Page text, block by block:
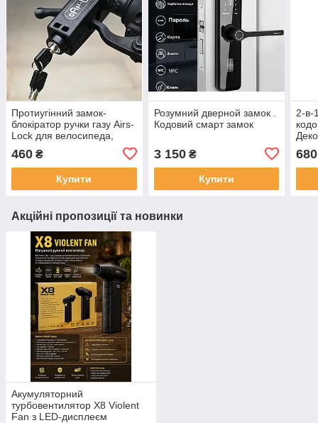
Протиугінний замок-
блокіратор ручки газу Airs-
Lock для велосипеда,
мотоцикла, з ключами
460 ₴
Купити
Розумний дверной замок .
Кодовий смарт замок
3 150₴
Купити
2-в-
680
Акційні пропозиції та новинки
Акумуляторний
турбовентилятор X8 Violent
Fan з LED-дисплеєм